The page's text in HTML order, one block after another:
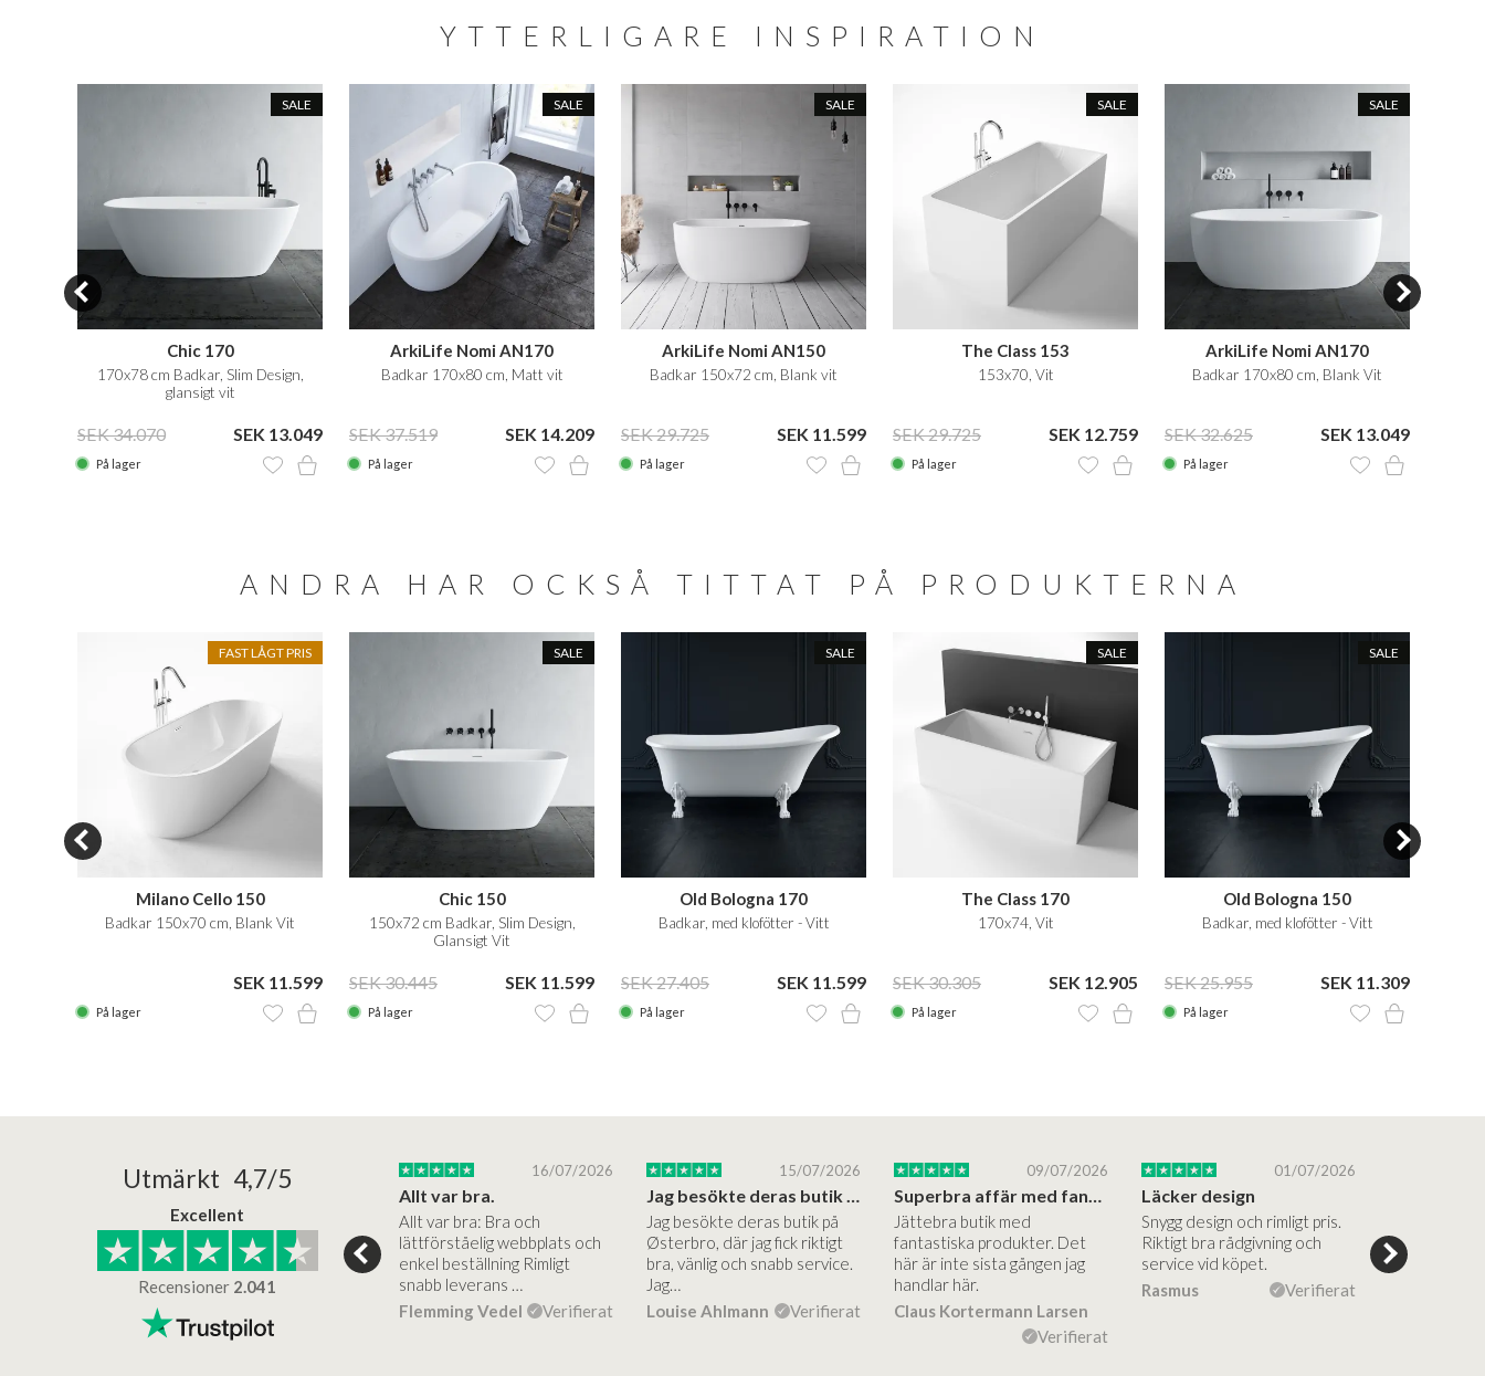
YTTERLIGARE INSPIRATION
SALE
Chic 170
170x78 cm Badkar, Slim Design,
glansigt vit
SEK 34.070 SEK 13.049
På lager
SALE
ArkiLife Nomi AN170
Badkar 170x80 cm, Matt vit
SEK 37.519 SEK 14.209
På lager
SALE
ArkiLife Nomi AN150
Badkar 150x72 cm, Blank vit
SEK 29.725 SEK 11.599
På lager
SALE
The Class 153
153x70, Vit
SEK 29.725 SEK 12.759
På lager
SALE
ArkiLife Nomi AN170
Badkar 170x80 cm, Blank Vit
SEK 32.625 SEK 13.049
På lager
ANDRA HAR OCKSÅ TITTAT PÅ PRODUKTERNA
FAST LÅGT PRIS
Milano Cello 150
Badkar 150x70 cm, Blank Vit
SEK 11.599
På lager
SALE
Chic 150
150x72 cm Badkar, Slim Design,
Glansigt Vit
SEK 30.445 SEK 11.599
På lager
SALE
Old Bologna 170
Badkar, med klofötter - Vitt
SEK 27.405 SEK 11.599
På lager
SALE
The Class 170
170x74, Vit
SEK 30.305 SEK 12.905
På lager
SALE
Old Bologna 150
Badkar, med klofötter - Vitt
SEK 25.955 SEK 11.309
På lager
Utmärkt 4,7/5
Excellent
Recensioner 2.041
Bad og Stil
30/03/2025
Bad&stil var verkligen lätt att
arbeta med och tillmötesgick
våra kunders önskemål. Ett
samtal…
Hanoch VVS
16/07/2026
Allt var bra.
Allt var bra: Bra och
lättförståelig webbplats och
enkel beställning Rimligt
snabb leverans …
Flemming Vedel
Verifierat
15/07/2026
Jag besökte deras butik på
Østerbro, där jag fick riktigt
bra, vänlig och snabb service.
Jag…
Louise Ahlmann
Verifierat
09/07/2026
Jättebra butik med
fantastiska produkter. Det
här är inte sista gången jag
handlar här.
Claus Kortermann Larsen
Verifierat
01/07/2026
Läcker design
Snygg design och rimligt pris.
Riktigt bra rådgivning och
service vid köpet.
Rasmus
Verifierat
hjälpsamma
vägledning